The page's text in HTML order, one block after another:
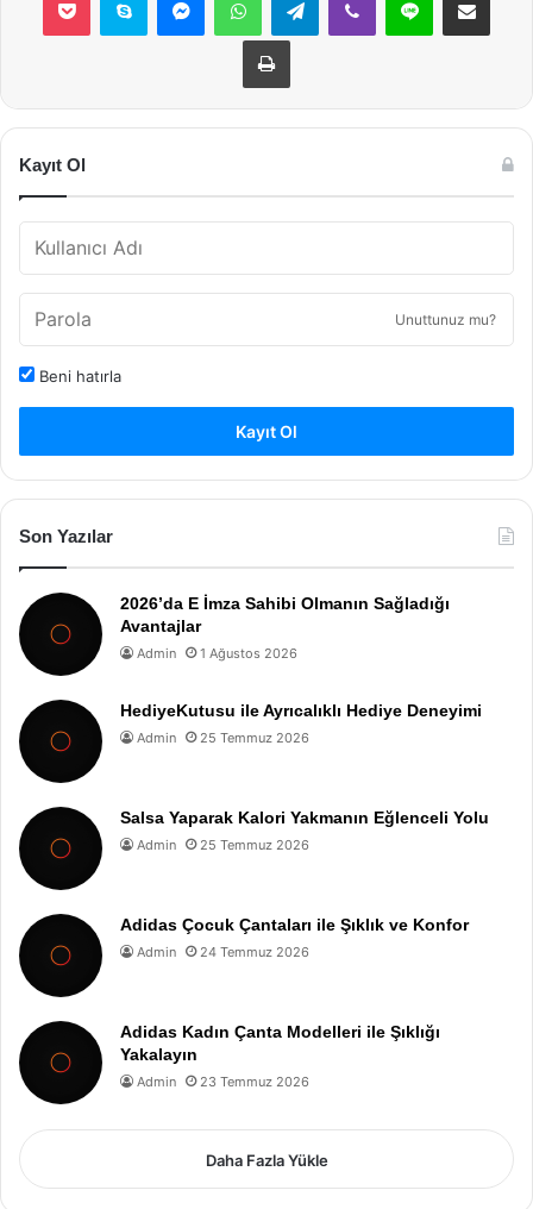
Yazdır
Kayıt Ol
Unuttunuz mu?
Beni hatırla
Kayıt Ol
Son Yazılar
2026’da E İmza Sahibi Olmanın Sağladığı
Avantajlar
Admin 1 Ağustos 2026
HediyeKutusu ile Ayrıcalıklı Hediye Deneyimi
Admin 25 Temmuz 2026
Salsa Yaparak Kalori Yakmanın Eğlenceli Yolu
Admin 25 Temmuz 2026
Adidas Çocuk Çantaları ile Şıklık ve Konfor
Admin 24 Temmuz 2026
Adidas Kadın Çanta Modelleri ile Şıklığı
Yakalayın
Admin 23 Temmuz 2026
Daha Fazla Yükle